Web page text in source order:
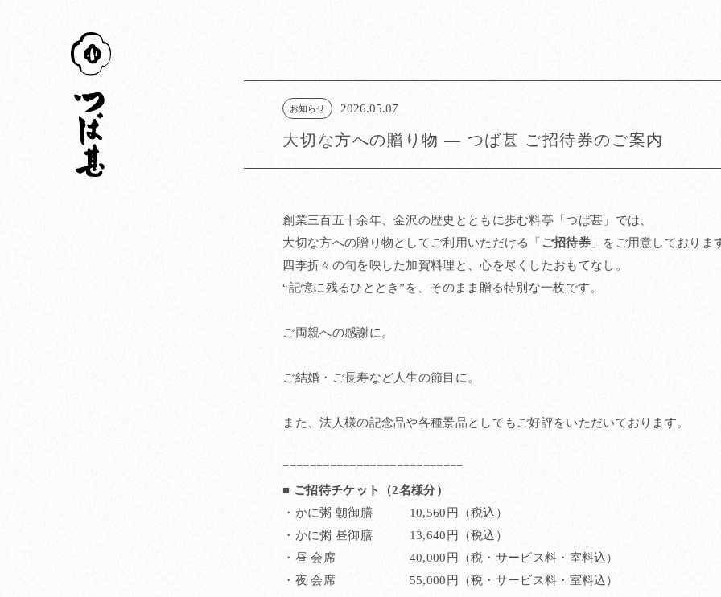
つば甚
お知らせ 2026.05.07
大切な方への贈り物 ― つば甚 ご招待券のご案内
創業三百五十余年、金沢の歴史とともに歩む料亭「つば甚」では、
大切な方への贈り物としてご利用いただける「 ご招待券」をご用意しておりま
四季折々の旬を映した加賀料理と、心を尽くしたおもてなし。
“記憶に残るひととき”を、そのまま贈る特別な一枚です。
ご両親への感謝に。
ご結婚・ご長寿など人生の節目に。
また、法人様の記念品や各種景品としてもご好評をいただいております。
===========================
■ ご招待チケット（2名様分）
・かに粥 朝御膳 10,560円（税込）
・かに粥 昼御膳 13,640円（税込）
・昼 会席 40,000円（税・サービス料・室料込）
・夜 会席 55,000円（税・サービス料・室料込）